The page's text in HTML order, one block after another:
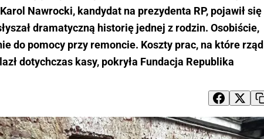
Nawrocki, kandydat na prezydenta RP, pojawił się
dramatyczną historię jednej z rodzin. Osobiście,
do pomocy przy remoncie. Koszty prac, na które rząd
dotychczas kasy, pokryła Fundacja Republika